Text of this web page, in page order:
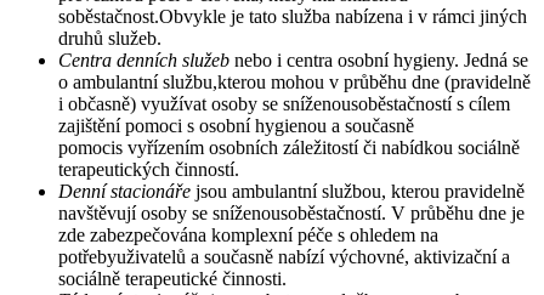
soběstačnost.Obvykle je tato služba nabízena i v rámci jiných
druhů služeb.
Centra denních služeb nebo i centra osobní hygieny. Jedná se
o ambulantní službu,kterou mohou v průběhu dne (pravidelně
i občasně) využívat osoby se sníženousoběstačností s cílem
zajištění pomoci s osobní hygienou a současně
pomocis vyřízením osobních záležitostí či nabídkou sociálně
terapeutických činností.
Denní stacionáře jsou ambulantní službou, kterou pravidelně
navštěvují osoby se sníženousoběstačností. V průběhu dne je
zde zabezpečována komplexní péče s ohledem na
potřebyuživatelů a současně nabízí výchovné, aktivizační a
sociálně terapeutické činnosti.